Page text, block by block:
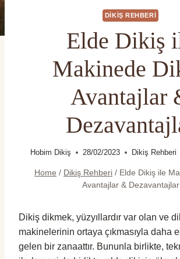
DIKIŞ REHBERI
Elde Dikiş
Makinede
Avantajlar
Hobim Dikiş 28/02/2023 Dikiş Rehberi
Home / Dikiş Rehberi / Elde Dikiş ile
Avantajlar & Dezavantajlar
Dikiş dikmek, yüzyıllardır var olan ve
makinelerinin ortaya çıkmasıyla daha
gelen bir zanaattır. Bununla birlikte,